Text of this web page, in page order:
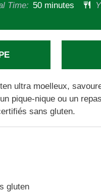
Time: 50 minutes
ultra moelleux,
pique-nique ou un
sans gluten.
gluten